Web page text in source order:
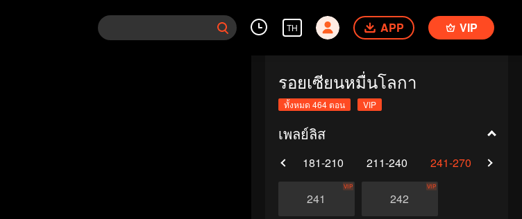
TH APP VIP
รอยเซียนหมื่นโลกา
ทั้งหมด 464 ตอน VIP
เพลย์ลิส
181-210 211-240 241-270
241
VIP
242
VIP